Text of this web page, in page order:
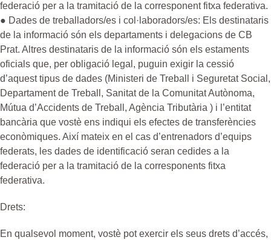
federació per a la tramitació de la corresponent fitxa federativa.
● Dades de treballadors/es i col·laboradors/es: Els destinataris
de la informació són els departaments i delegacions de CB
Prat. Altres destinataris de la informació són els estaments
oficials que, per obligació legal, puguin exigir la cessió
d’aquest tipus de dades (Ministeri de Treball i Seguretat Social,
Departament de Treball, Sanitat de la Comunitat Autònoma,
Mútua d’Accidents de Treball, Agència Tributària ) i l’entitat
bancària que vostè ens indiqui els efectes de transferències
econòmiques. Així mateix en el cas d’entrenadors d’equips
federats, les dades de identificació seran cedides a la
federació per a la tramitació de la corresponents fitxa
federativa.
Drets:
En qualsevol moment, vostè pot exercir els seus drets d’accés,